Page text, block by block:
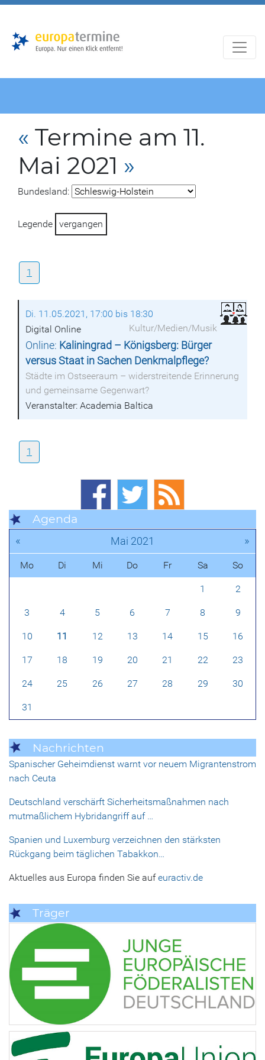
« Termine am 11.
Mai 2021 »
Bundesland:
Legende vergangen
1
Di. 11.05.2021, 17:00 bis 18:30
Kultur/Medien/Musik
Digital Online
Online: Kaliningrad – Königsberg: Bürger
versus Staat in Sachen Denkmalpflege?
Städte im Ostseeraum – widerstreitende Erinnerung
und gemeinsame Gegenwart?
Veranstalter: Academia Baltica
1
Agenda
« Mai 2021 »
Mo Di Mi Do Fr Sa So
1 2
3 4 5 6 7 8 9
10 11 12 13 14 15 16
17 18 19 20 21 22 23
24 25 26 27 28 29 30
31
Nachrichten
Spanischer Geheimdienst warnt vor neuem Migrantenstrom
nach Ceuta
Deutschland verschärft Sicherheitsmaßnahmen nach
mutmaßlichem Hybridangriff auf …
Spanien und Luxemburg verzeichnen den stärksten
Rückgang beim täglichen Tabakkon…
Aktuelles aus Europa finden Sie aufeuractiv.de
Träger